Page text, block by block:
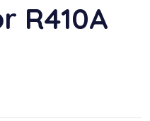
R410A